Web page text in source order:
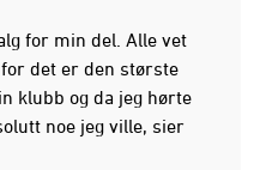
for min del. Alle vet
det er den største
klubb og da jeg hørte
noe jeg ville, sier